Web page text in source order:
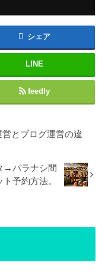
シェア
LINE
feedly
営とブログ運営の違
→バラナシ間
予約方法。